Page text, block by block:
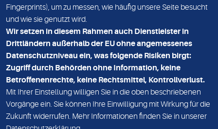
DATENSCHUTZ
KONTAKT
NEWSLETTER
ADRESSE
MVZ Medizinisches Labor Nord MLN GmbH
Essener Straße 108
22419 Hamburg
Fingerprints), um zu messen, wie häufig unsere Seite besucht
und wie sie genutzt wird.
Wir setzen in diesem Rahmen auch Dienstleister in
Drittländern außerhalb der EU ohne angemessenes
Datenschutzniveau ein, was folgende Risiken birgt:
Zugriff durch Behörden ohne Information, keine
Betroffenenrechte, keine Rechtsmittel, Kontrollverlust.
Mit Ihrer Einstellung willigen Sie in die oben beschriebenen
Vorgänge ein. Sie können Ihre Einwilligung mit Wirkung für die
Zukunft widerrufen. Mehr Informationen finden Sie in unserer